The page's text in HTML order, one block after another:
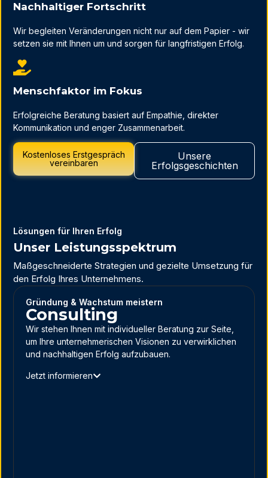
Nachhaltiger Fortschritt
Wir begleiten Veränderungen nicht nur auf dem Papier - wir
setzen sie mit Ihnen um und sorgen für langfristigen Erfolg.
Menschfaktor im Fokus
Erfolgreiche Beratung basiert auf Empathie, direkter
Kommunikation und enger Zusammenarbeit.
Kostenloses Erstgespräch
vereinbaren
Unsere
Erfolgsgeschichten
Lösungen für Ihren Erfolg
Unser Leistungsspektrum
Maßgeschneiderte Strategien und gezielte Umsetzung für
den Erfolg Ihres Unternehmens.
Gründung & Wachstum meistern
Consulting
Wir stehen Ihnen mit individueller Beratung zur Seite,
um Ihre unternehmerischen Visionen zu verwirklichen
und nachhaltigen Erfolg aufzubauen.
Jetzt informieren